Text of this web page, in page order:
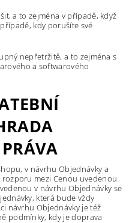
a to zejména v případě, když
kdy porušíte své
nepřetržitě, a to zejména s
a softwarového
v návrhu Objednávky a
mezi Cenou uvedenou
v návrhu Objednávky se
která bude vždy
návrhu Objednávky je též
podmínky, kdy je doprava